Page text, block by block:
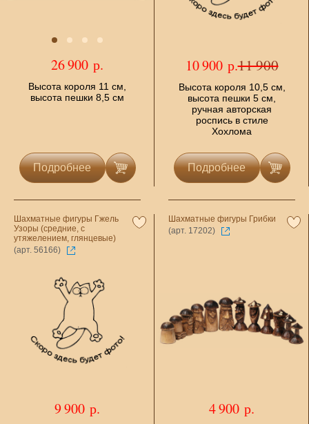
26 900 р.
Высота короля 11 см,
высота пешки 8,5 см
Подробнее
11 900
10 900 р.
Высота короля 10,5 см,
высота пешки 5 см,
ручная авторская
роспись в стиле
Хохлома
Подробнее
Шахматные фигуры Гжель
Узоры (средние, с
утяжелением, глянцевые)
(арт. 56166)
9 900 р.
Шахматные фигуры Грибки
(арт. 17202)
4 900 р.